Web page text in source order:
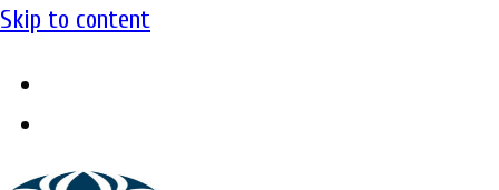
Skip to content